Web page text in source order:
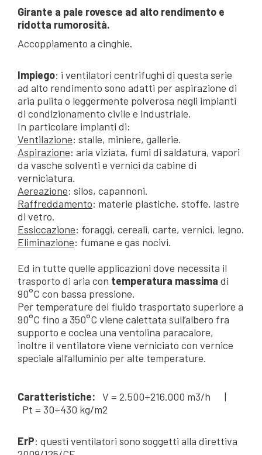
Girante a pale rovesce ad alto rendimento e
ridotta rumorosità.
Accoppiamento a cinghie.
Impiego: i ventilatori centrifughi di questa serie
ad alto rendimento sono adatti per aspirazione di
aria pulita o leggermente polverosa negli impianti
di condizionamento civile e industriale.
In particolare impianti di:
Ventilazione: stalle, miniere, gallerie.
Aspirazione: aria viziata, fumi di saldatura, vapori
da vasche solventi e vernici da cabine di
verniciatura.
Aereazione: silos, capannoni.
Raffreddamento: materie plastiche, stoffe, lastre
di vetro.
Essiccazione: foraggi, cereali, carte, vernici, legno.
Eliminazione: fumane e gas nocivi.
Ed in tutte quelle applicazioni dove necessita il
trasporto di aria con temperatura massima di
90°C con bassa pressione.
Per temperature del fluido trasportato superiore a
90°C fino a 350°C viene calettata sull’albero fra
supporto e coclea una ventolina paracalore,
inoltre il ventilatore viene verniciato con vernice
speciale all’alluminio per alte temperature.
Caratteristiche: V = 2.500÷216.000 m3/h |
Pt = 30÷430 kg/m2
ErP: questi ventilatori sono soggetti alla direttiva